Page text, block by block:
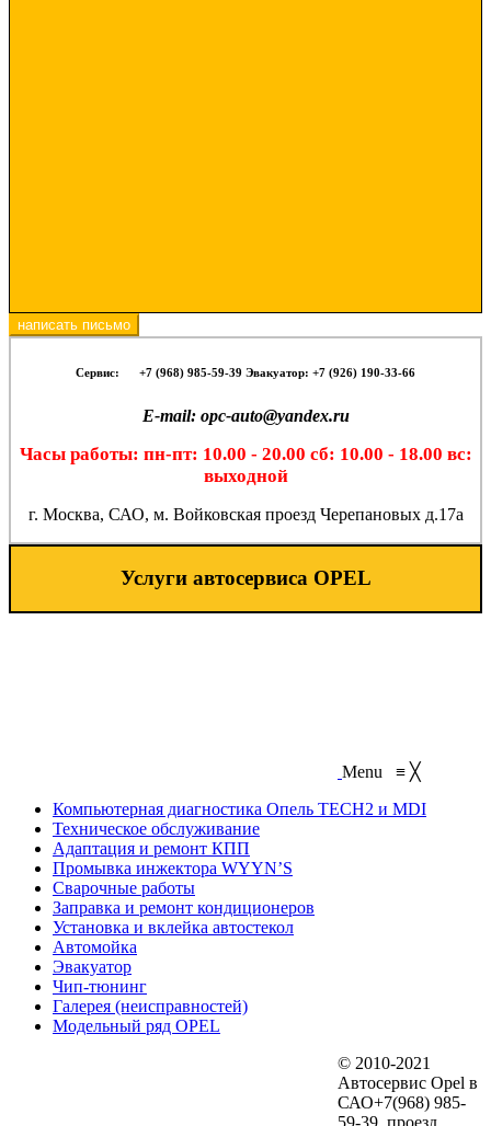
написать письмо
Сервис: +7 (968) 985-59-39 Эвакуатор: +7 (926) 190-33-66
E-mail: opc-auto@yandex.ru
Часы работы: пн-пт: 10.00 - 20.00 сб: 10.00 - 18.00 вс:
выходной
г. Москва, САО, м. Войковская проезд Черепановых д.17а
Услуги автосервиса OPEL
Menu ≡ ╳
Компьютерная диагностика Опель TECH2 и MDI
Техническое обслуживание
Адаптация и ремонт КПП
Промывка инжектора WYYN’S
Сварочные работы
Заправка и ремонт кондиционеров
Установка и вклейка автостекол
Автомойка
Эвакуатор
Чип-тюнинг
Галерея (неисправностей)
Модельный ряд OPEL
© 2010-2021
Автосервис Opel в
САО+7(968) 985-